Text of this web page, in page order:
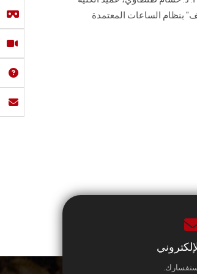
بنظام ‏الساعات المعتمدة